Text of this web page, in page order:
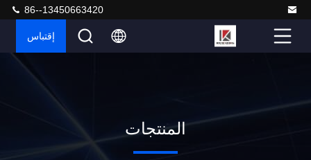
86--13450663420
إقتباس
المنتجات